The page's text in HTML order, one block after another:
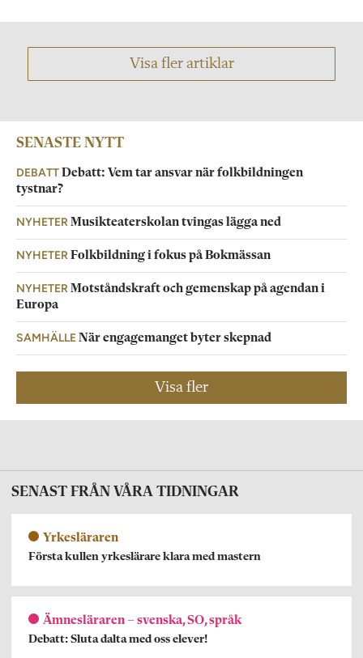
Visa fler artiklar
SENASTE NYTT
DEBATTDebatt: Vem tar ansvar när folkbildningen
tystnar?
NYHETERMusikteaterskolan tvingas lägga ned
NYHETERFolkbildning i fokus på Bokmässan
NYHETERMotståndskraft och gemenskap på agendan i
Europa
SAMHÄLLENär engagemanget byter skepnad
Visa fler
SENAST FRÅN VÅRA TIDNINGAR
Yrkesläraren
Första kullen yrkeslärare klara med mastern
Ämnesläraren – svenska, SO, språk
Debatt: Sluta dalta med oss elever!